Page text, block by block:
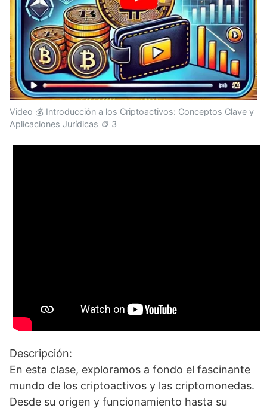
Video 💰 Introducción a los Criptoactivos: Conceptos Clave y
Aplicaciones Jurídicas 🪙 3
Descripción:
En esta clase, exploramos a fondo el fascinante
mundo de los criptoactivos y las criptomonedas.
Desde su origen y funcionamiento hasta su